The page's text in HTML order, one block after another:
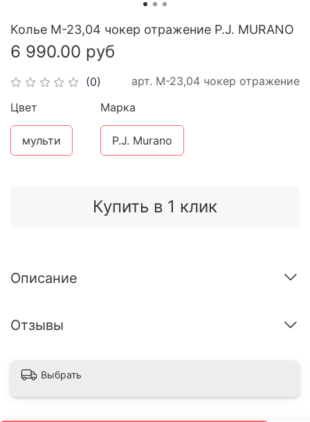
(0) арт. М-23,04 чокер отражение
Колье М-23,04 чокер отражение P.J. MURANO
6 990.00 руб
Купить в 1 клик
Цвет
мульти
Марка
P.J. Murano
Описание
Отзывы
Выбрать